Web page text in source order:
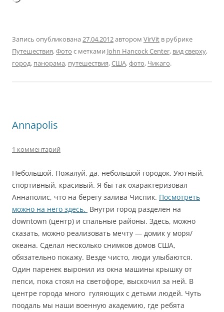
Запись опубликована 27.04.2012автором VirVit в рубрике
Путешествия,Фото с метками John Hancock Center, вид сверху,
город, панорама, путешествия,США,фото, Чикаго.
Annapolis
1 комментарий
Небольшой. Пожалуй, да, небольшой городок. Уютный,
спортивный, красивый. Я бы так охарактеризовал
Аннаполис, что на берегу залива Чиспик. Посмотреть
можно на него здесь. Внутри город разделен на
downtown (центр) и спальные районы. Здесь, можно
сказать, можно реализовать мечту — домик у моря/
океана. Сделал несколько снимков домов США,
обязательно покажу. Везде чисто, люди улыбаются.
Один паренек выронил из окна машины крышку от
пепси, пока стоял на светофоре, выскочил за ней. В
центре города много гуляющих с детьми людей. Чуть
поодаль мы наши военную академию, где ребята